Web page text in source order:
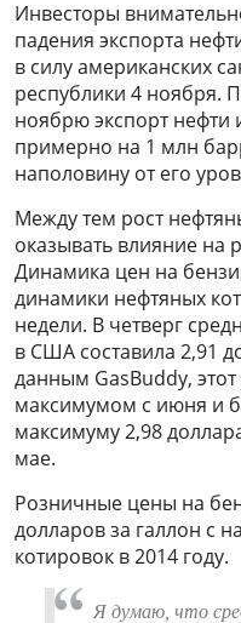
Инвесторы
падения экспорта
в силу американских
республики 4 ноября.
ноябрю экспорт нефти
примерно на 1 млн
наполовину от его
Между тем рост
оказывать влияние на
Динамика цен на
динамики нефтяных
недели. В четверг
в США составила 2,91
данным GasBuddy, этот
максимумом с июня и
максимуму 2,98
мае.
Розничные цены на
долларов за галлон с
котировок в 2014 году.
Я думаю, что